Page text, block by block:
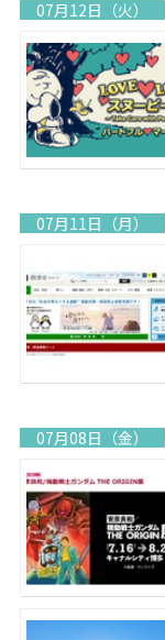
07月12日（火）
07月11日（月）
07月08日（金）